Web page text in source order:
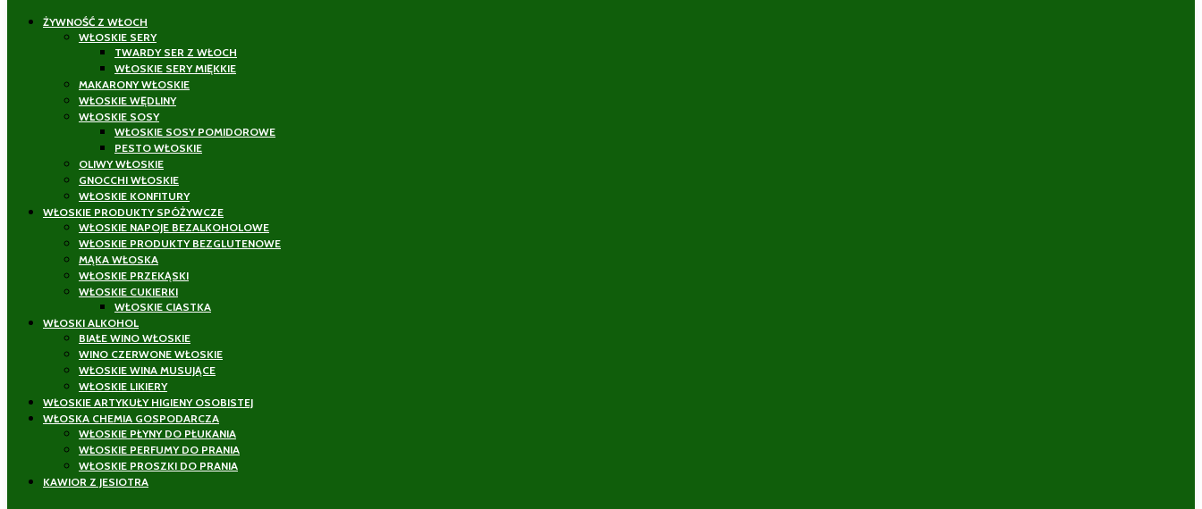
ŻYWNOŚĆ Z WŁOCH
WŁOSKIE SERY
TWARDY SER Z WŁOCH
WŁOSKIE SERY MIĘKKIE
MAKARONY WŁOSKIE
WŁOSKIE WĘDLINY
WŁOSKIE SOSY
WŁOSKIE SOSY POMIDOROWE
PESTO WŁOSKIE
OLIWY WŁOSKIE
GNOCCHI WŁOSKIE
WŁOSKIE KONFITURY
WŁOSKIE PRODUKTY SPÓŻYWCZE
WŁOSKIE NAPOJE BEZALKOHOLOWE
WŁOSKIE PRODUKTY BEZGLUTENOWE
MĄKA WŁOSKA
WŁOSKIE PRZEKĄSKI
WŁOSKIE CUKIERKI
WŁOSKIE CIASTKA
WŁOSKI ALKOHOL
BIAŁE WINO WŁOSKIE
WINO CZERWONE WŁOSKIE
WŁOSKIE WINA MUSUJĄCE
WŁOSKIE LIKIERY
WŁOSKIE ARTYKUŁY HIGIENY OSOBISTEJ
WŁOSKA CHEMIA GOSPODARCZA
WŁOSKIE PŁYNY DO PŁUKANIA
WŁOSKIE PERFUMY DO PRANIA
WŁOSKIE PROSZKI DO PRANIA
KAWIOR Z JESIOTRA